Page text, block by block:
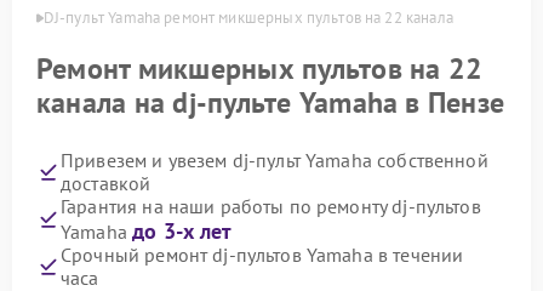
DJ-пульт Yamaha ремонт микшерных пультов на 22 канала
Ремонт микшерных пультов на 22
канала на dj-пульте Yamaha в Пензе
Привезем и увезем dj-пульт Yamaha собственной
доставкой
Гарантия на наши работы по ремонту dj-пультов
Yamahaдо 3-х лет
Срочный ремонт dj-пультов Yamaha в течении
часа